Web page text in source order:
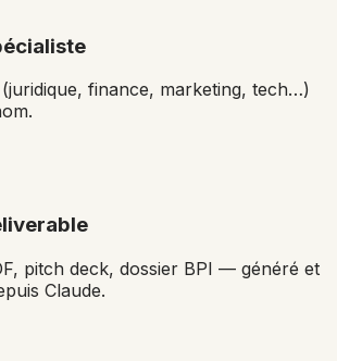
finance, marketing, tech…)
pitch deck, dossier BPI — généré et
Claude.